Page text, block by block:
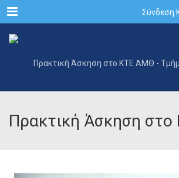
Menu Σύνδεση
Πρακτική Άσκηση